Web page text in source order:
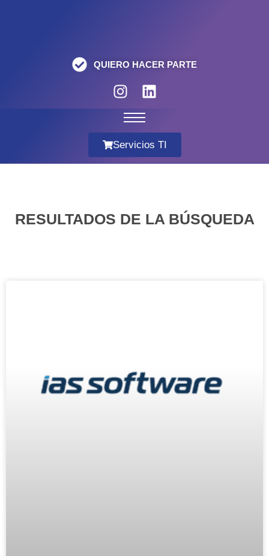
QUIERO HACER PARTE
Servicios TI
RESULTADOS DE LA BÚSQUEDA